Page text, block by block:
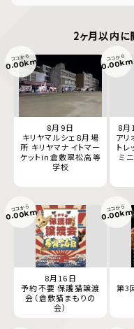
2ヶ月以内に
8月9日
キリヤマルシェ８月場
所 キリヤマナイトマー
ケットin倉敷翠松高等
学校
ココから
0.00km
8月
ア
ト
ミ
ココから
0.00km
8月16日
予約不要 保護猫譲渡
会（倉敷猫まもりの
会）
ココから
0.00km
第3
ココから
0.00km